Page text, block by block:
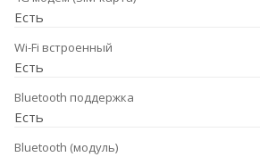
Есть
Wi-Fi встроенный
Есть
Bluetooth поддержка
Есть
Bluetooth (модуль)